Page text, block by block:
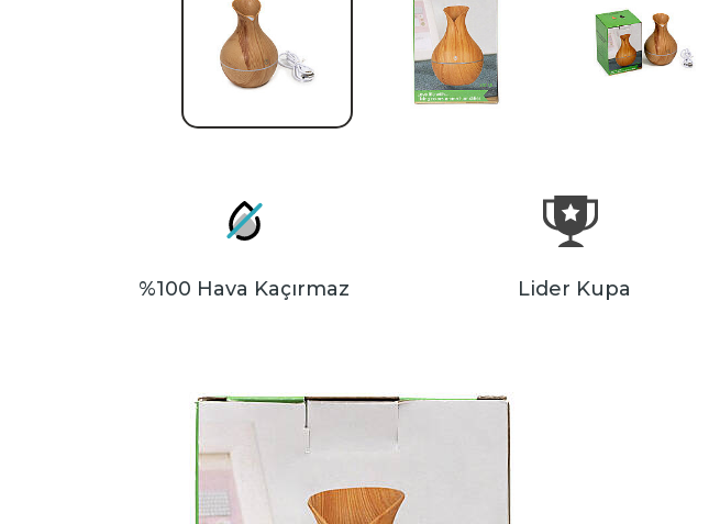
%100 Hava Kaçırmaz Lider Kupa